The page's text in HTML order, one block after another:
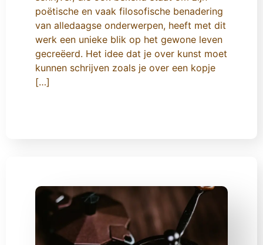
poëtische en vaak filosofische benadering
van alledaagse onderwerpen, heeft met dit
werk een unieke blik op het gewone leven
gecreëerd. Het idee dat je over kunst moet
kunnen schrijven zoals je over een kopje
[…]